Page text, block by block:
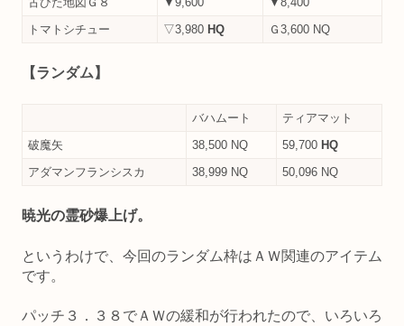
トマトシチュー
▽3,980 HQ Ｇ3,600 NQ
【ランダム】
バハムート
ティアマット
破魔矢
38,500 NQ 59,700 HQ
アダマンフランシスカ
38,999 NQ 50,096 NQ
暁光の霊砂爆上げ。
というわけで、今回のランダム枠はＡＷ関連のアイテム
です。
パッチ３．３８でＡＷの緩和が行われたので、いろいろ